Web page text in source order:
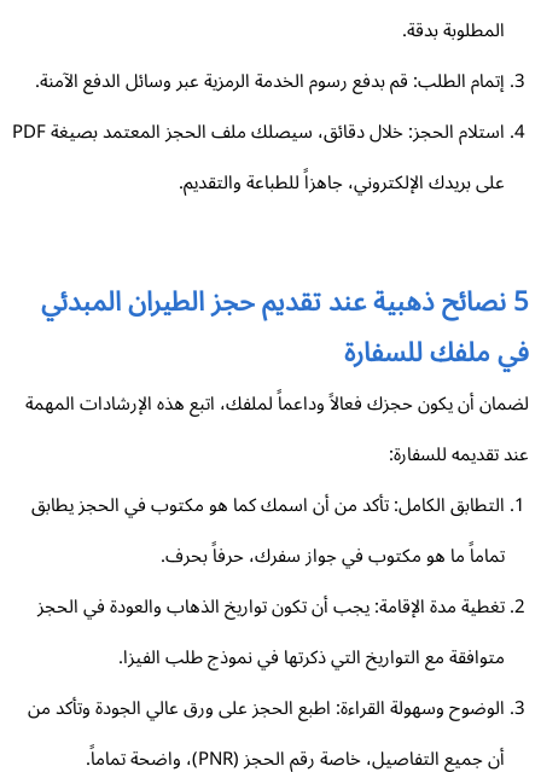
المطلوبة بدقة.
إتمام الطلب: قم بدفع رسوم الخدمة الرمزية عبر وسائل الدفع الآمنة.
استلام الحجز: خلال دقائق، سيصلك ملف الحجز المعتمد بصيغة PDF
على بريدك الإلكتروني، جاهزاً للطباعة والتقديم.
5 نصائح ذهبية عند تقديم حجز الطيران المبدئي
ملفك للسفارة
أن يكون حجزك فعالاً وداعماً لملفك، اتبع هذه الإرشادات المهمة
تقديمه للسفارة:
التطابق الكامل: تأكد من أن اسمك كما هو مكتوب في الحجز يطابق
تماماً ما هو مكتوب في جواز سفرك، حرفاً بحرف.
تغطية مدة الإقامة: يجب أن تكون تواريخ الذهاب والعودة في الحجز
متوافقة مع التواريخ التي ذكرتها في نموذج طلب الفيزا.
الوضوح وسهولة القراءة: اطبع الحجز على ورق عالي الجودة وتأكد من
أن جميع التفاصيل، خاصة رقم الحجز (PNR)، واضحة تماماً.